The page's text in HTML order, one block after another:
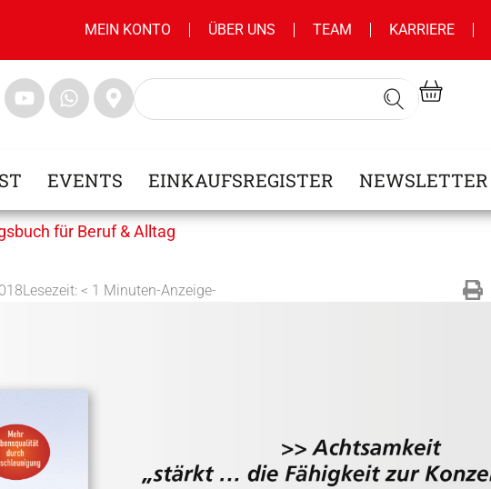
MEIN KONTO ÜBER UNS TEAM KARRIERE
EVENTS EINKAUFSREGISTER NEWSLETTER
für Beruf & Alltag
Lesezeit: < 1 Minuten-Anzeige-